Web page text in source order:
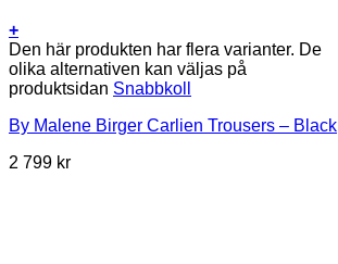
+
Den här produkten har flera varianter. De
olika alternativen kan väljas på
produktsidan Snabbkoll
By Malene Birger Carlien Trousers – Black
2 799 kr